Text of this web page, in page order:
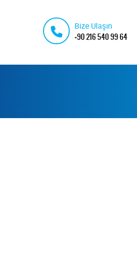
Bize Ulaşın
+90 216 540 99 64